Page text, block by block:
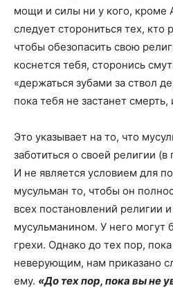
мощи и силы ни у кого, кроме
следует сторониться тех, кто
чтобы обезопасить свою
коснется тебя, сторонись
«держаться зубами за ствол
пока тебя не застанет
Это указывает на то, что
заботиться о своей религии
И не является условием для
мусульман то, чтобы он
всех постановлений религии
мусульманином. У него могут
грехи. Однако до тех пор,
неверующим, нам приказано
ему. «До тех пор, пока вы не